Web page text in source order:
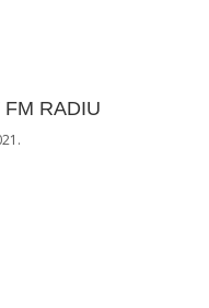
FM RADIU